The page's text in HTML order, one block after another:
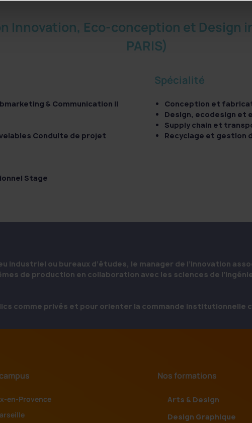
Innovation, Eco-conception et Design
PARIS)
& Communication II
Conduite de projet
Stage
Spécialité
Conception et
Design, ecodesign et
Supply chain et
Recyclage et gestion
industriel ou bureaux d’études, le manager de l’innovation
de production en collaboration avec les sciences de
comme privés et pour orienter la commande institutionnelle
en-Provence
Nos formations
Arts & Design
Design Graphique